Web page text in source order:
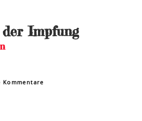
Impfung
Kommentare